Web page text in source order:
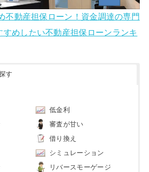
不動産担保ローン！資金調達の専門
めしたい不動産担保ローンランキ
す
低金利
審査が甘い
借り換え
シミュレーション
リバースモーゲージ